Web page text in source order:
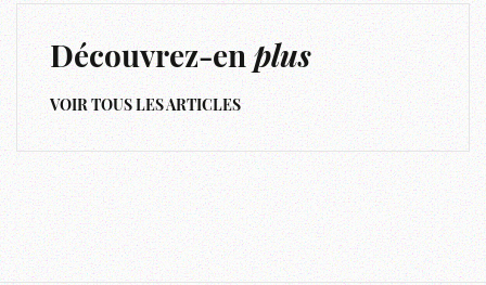
Découvrez-enplus
VOIR TOUS LES ARTICLES